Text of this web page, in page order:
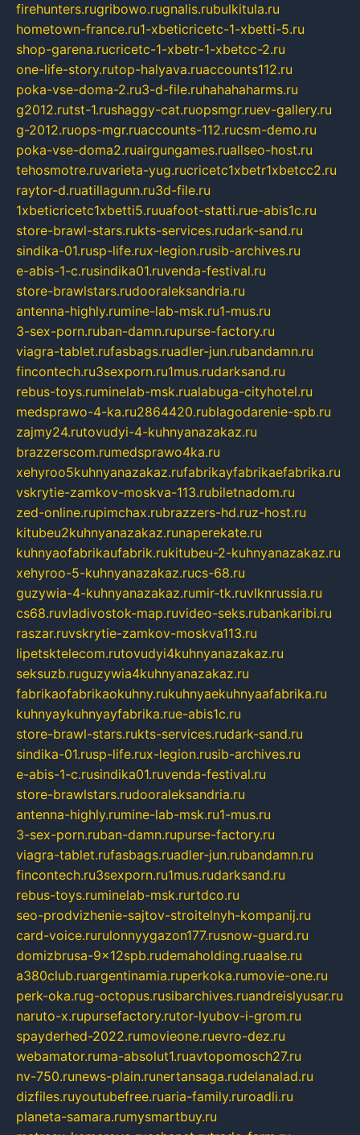
firehunters.rugribowo.rugnalis.rubulkitula.ru
hometown-france.ru1-xbeticricetc-1-xbetti-5.ru
shop-garena.rucricetc-1-xbetr-1-xbetcc-2.ru
one-life-story.rutop-halyava.ruaccounts112.ru
poka-vse-doma-2.ru3-d-file.ruhahahaharms.ru
g2012.rutst-1.rushaggy-cat.ruopsmgr.ruev-gallery.ru
g-2012.ruops-mgr.ruaccounts-112.rucsm-demo.ru
poka-vse-doma2.ruairgungames.ruallseo-host.ru
tehosmotre.ruvarieta-yug.rucricetc1xbetr1xbetcc2.ru
raytor-d.ruatillagunn.ru3d-file.ru
1xbeticricetc1xbetti5.ruuafoot-statti.rue-abis1c.ru
store-brawl-stars.rukts-services.rudark-sand.ru
sindika-01.rusp-life.rux-legion.rusib-archives.ru
e-abis-1-c.rusindika01.ruvenda-festival.ru
store-brawlstars.rudooraleksandria.ru
antenna-highly.rumine-lab-msk.ru1-mus.ru
3-sex-porn.ruban-damn.rupurse-factory.ru
viagra-tablet.rufasbags.ruadler-jun.rubandamn.ru
fincontech.ru3sexporn.ru1mus.rudarksand.ru
rebus-toys.ruminelab-msk.rualabuga-cityhotel.ru
medsprawo-4-ka.ru2864420.rublagodarenie-spb.ru
zajmy24.rutovudyi-4-kuhnyanazakaz.ru
brazzerscom.rumedsprawo4ka.ru
xehyroo5kuhnyanazakaz.rufabrikayfabrikaefabrika.ru
vskrytie-zamkov-moskva-113.rubiletnadom.ru
zed-online.rupimchax.rubrazzers-hd.ruz-host.ru
kitubeu2kuhnyanazakaz.runaperekate.ru
kuhnyaofabrikaufabrik.rukitubeu-2-kuhnyanazakaz.ru
xehyroo-5-kuhnyanazakaz.rucs-68.ru
guzywia-4-kuhnyanazakaz.rumir-tk.ruvlknrussia.ru
cs68.ruvladivostok-map.ruvideo-seks.rubankaribi.ru
raszar.ruvskrytie-zamkov-moskva113.ru
lipetsktelecom.rutovudyi4kuhnyanazakaz.ru
seksuzb.ruguzywia4kuhnyanazakaz.ru
fabrikaofabrikaokuhny.rukuhnyaekuhnyaafabrika.ru
kuhnyaykuhnyayfabrika.rue-abis1c.ru
store-brawl-stars.rukts-services.rudark-sand.ru
sindika-01.rusp-life.rux-legion.rusib-archives.ru
e-abis-1-c.rusindika01.ruvenda-festival.ru
store-brawlstars.rudooraleksandria.ru
antenna-highly.rumine-lab-msk.ru1-mus.ru
3-sex-porn.ruban-damn.rupurse-factory.ru
viagra-tablet.rufasbags.ruadler-jun.rubandamn.ru
fincontech.ru3sexporn.ru1mus.rudarksand.ru
rebus-toys.ruminelab-msk.rurtdco.ru
seo-prodvizhenie-sajtov-stroitelnyh-kompanij.ru
card-voice.rurulonnyygazon177.rusnow-guard.ru
domizbrusa-9x12spb.rudemaholding.ruaalse.ru
a380club.ruargentinamia.ruperkoka.rumovie-one.ru
perk-oka.rug-octopus.rusibarchives.ruandreislyusar.ru
naruto-x.rupursefactory.rutor-lyubov-i-grom.ru
spayderhed-2022.rumovieone.ruevro-dez.ru
webamator.ruma-absolut1.ruavtopomosch27.ru
nv-750.runews-plain.runertansaga.rudelanalad.ru
dizfiles.ruyoutubefree.ruaria-family.ruroadli.ru
planeta-samara.rumysmartbuy.ru